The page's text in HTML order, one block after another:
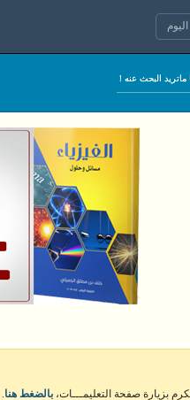
بزيارة صفحة التعليمـــات، بالضغط هنا